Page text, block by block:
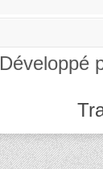
Développé